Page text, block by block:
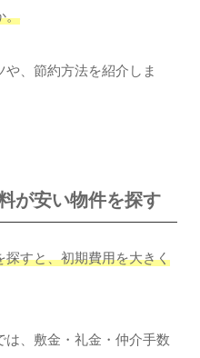
。
、節約方法を紹介しま
が安い物件を探す
すと、初期費用を大きく
、敷金・礼金・仲介手数